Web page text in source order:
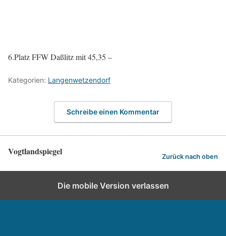
6.Platz FFW Daßlitz mit 45,35 –
Kategorien: Langenwetzendorf
Schreibe einen Kommentar
Vogtlandspiegel Zurück nach oben
Die mobile Version verlassen